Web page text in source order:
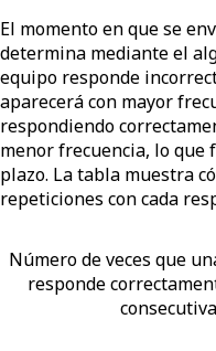
El momento en que se
determina mediante el
equipo responde
aparecerá con mayor
respondiendo
menor frecuencia, lo que
plazo. La tabla muestra
repeticiones con cada
Número de veces que
responde
consecutiva